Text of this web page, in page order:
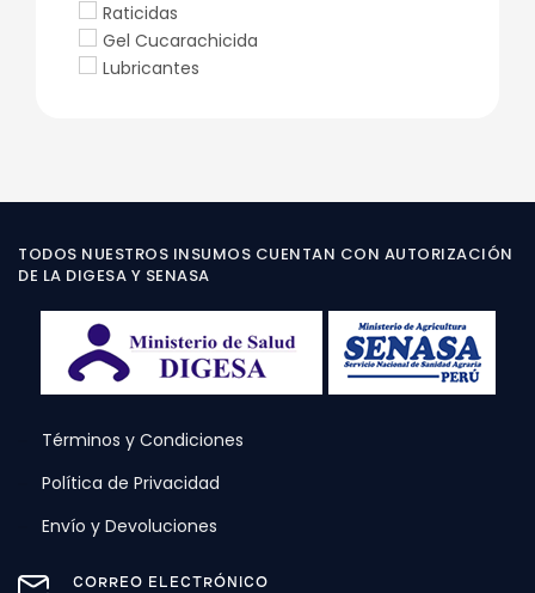
Raticidas
Gel Cucarachicida
Lubricantes
TODOS NUESTROS INSUMOS CUENTAN CON AUTORIZACIÓN
DE LA DIGESA Y SENASA
Términos y Condiciones
Política de Privacidad
Envío y Devoluciones
CORREO ELECTRÓNICO